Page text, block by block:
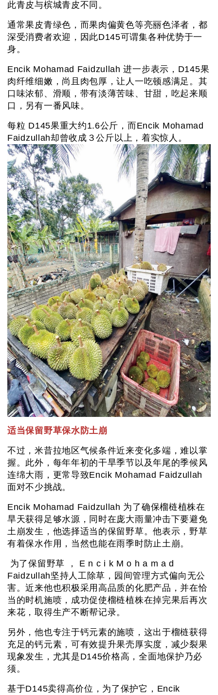
此青皮与槟城青皮不同。
通常果皮青绿色，而果肉偏黄色等亮丽色泽者，都
深受消费者欢迎，因此D145可谓集各种优势于一
身。
Encik Mohamad Faidzullah 进一步表示，D145果
肉纤维细嫩，尚且肉包厚，让人一吃顿感满足。其
口味浓郁、滑顺，带有淡薄苦味、甘甜，吃起来顺
口，另有一番风味。
每粒 D145果重大约1.6公斤，而Encik Mohamad
Faidzullah却曾收成３公斤以上，着实惊人。
适当保留野草保水防土崩
不过，米昔拉地区气候条件近来变化多端，难以掌
握。此外，每年年初的干旱季节以及年尾的季候风
连绵大雨，更常导致Encik Mohamad Faidzullah
面对不少挑战。
Encik Mohamad Faidzullah 为了确保榴梿植株在
旱天获得足够水源，同时在庞大雨量冲击下要避免
土崩发生，他选择适当的保留野草。他表示，野草
有着保水作用，当然也能在雨季时防止土崩。
为了保留野草 ， E n c i k M o h a m a d
Faidzullah坚持人工除草，园间管理方式偏向无公
害。近来他也积极采用高品质的化肥产品，并在恰
当的时机施喷，成功促使榴梿植株在掉完果后再次
来花，取得生产不断帮记录。
另外，他也专注于钙元素的施喷，这出于榴梿获得
充足的钙元素，可有效提升果壳厚实度，减少裂果
现象发生，尤其是D145价格高，全面地保护乃必
须。
基于D145卖得高价位，为了保护它，Encik